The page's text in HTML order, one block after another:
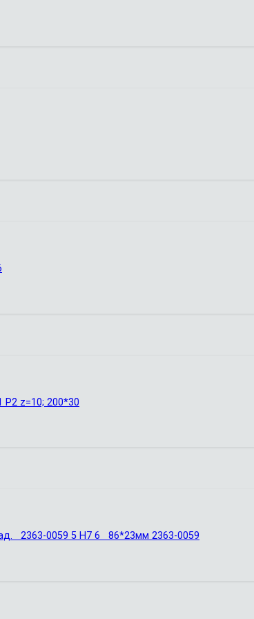
Р2 z=10; 200*30
2363-0059 5 Н7 6 86*23мм 2363-0059